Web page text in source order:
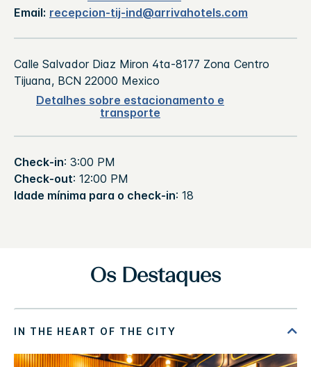
Email: recepcion-tij-ind@arrivahotels.com
Calle Salvador Diaz Miron 4ta-8177 Zona Centro
Tijuana, BCN 22000 Mexico
Detalhes sobre estacionamento e
transporte
Check-in: 3:00 PM
Check-out: 12:00 PM
Idade mínima para o check-in: 18
Os Destaques